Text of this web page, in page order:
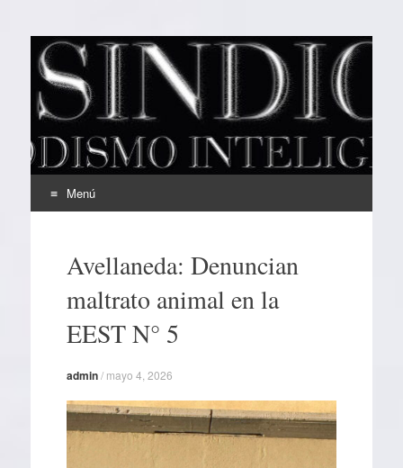
EL SINDICAL
Periodismo Inteligente
Menú
contenidoAvellaneda: Denuncian
maltrato animal en la
EEST N° 5
admin/ mayo 4, 2026